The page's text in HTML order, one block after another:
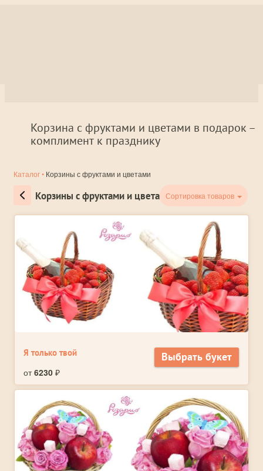
Корзина с фруктами и цветами в подарок –
комплимент к празднику
Каталог• Корзины с фруктами и цветами
Корзины с фруктами и цветами
Я только твой
от6230 ₽
Выбрать букет
Сортировка товаров